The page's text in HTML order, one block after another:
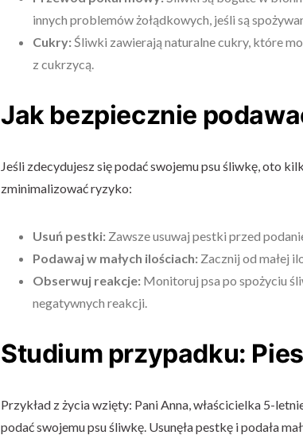
innych problemów żołądkowych, jeśli są
Cukry:Śliwki zawierają naturalne cukry, które
z cukrzycą.
Jak bezpiecznie
Jeśli zdecydujesz się podać swojemu psu śliwkę, oto
zminimalizować ryzyko:
Usuń pestki: Zawsze usuwaj pestki przed
Podawaj w małych ilościach: Zacznij od małej
Obserwuj reakcje: Monitoruj psa po spożyciu
negatywnych reakcji.
Studium przypadku:
Przykład z życia wzięty: Pani Anna, właścicielka 5-
podać swojemu psu śliwkę. Usunęła pestkę i podała